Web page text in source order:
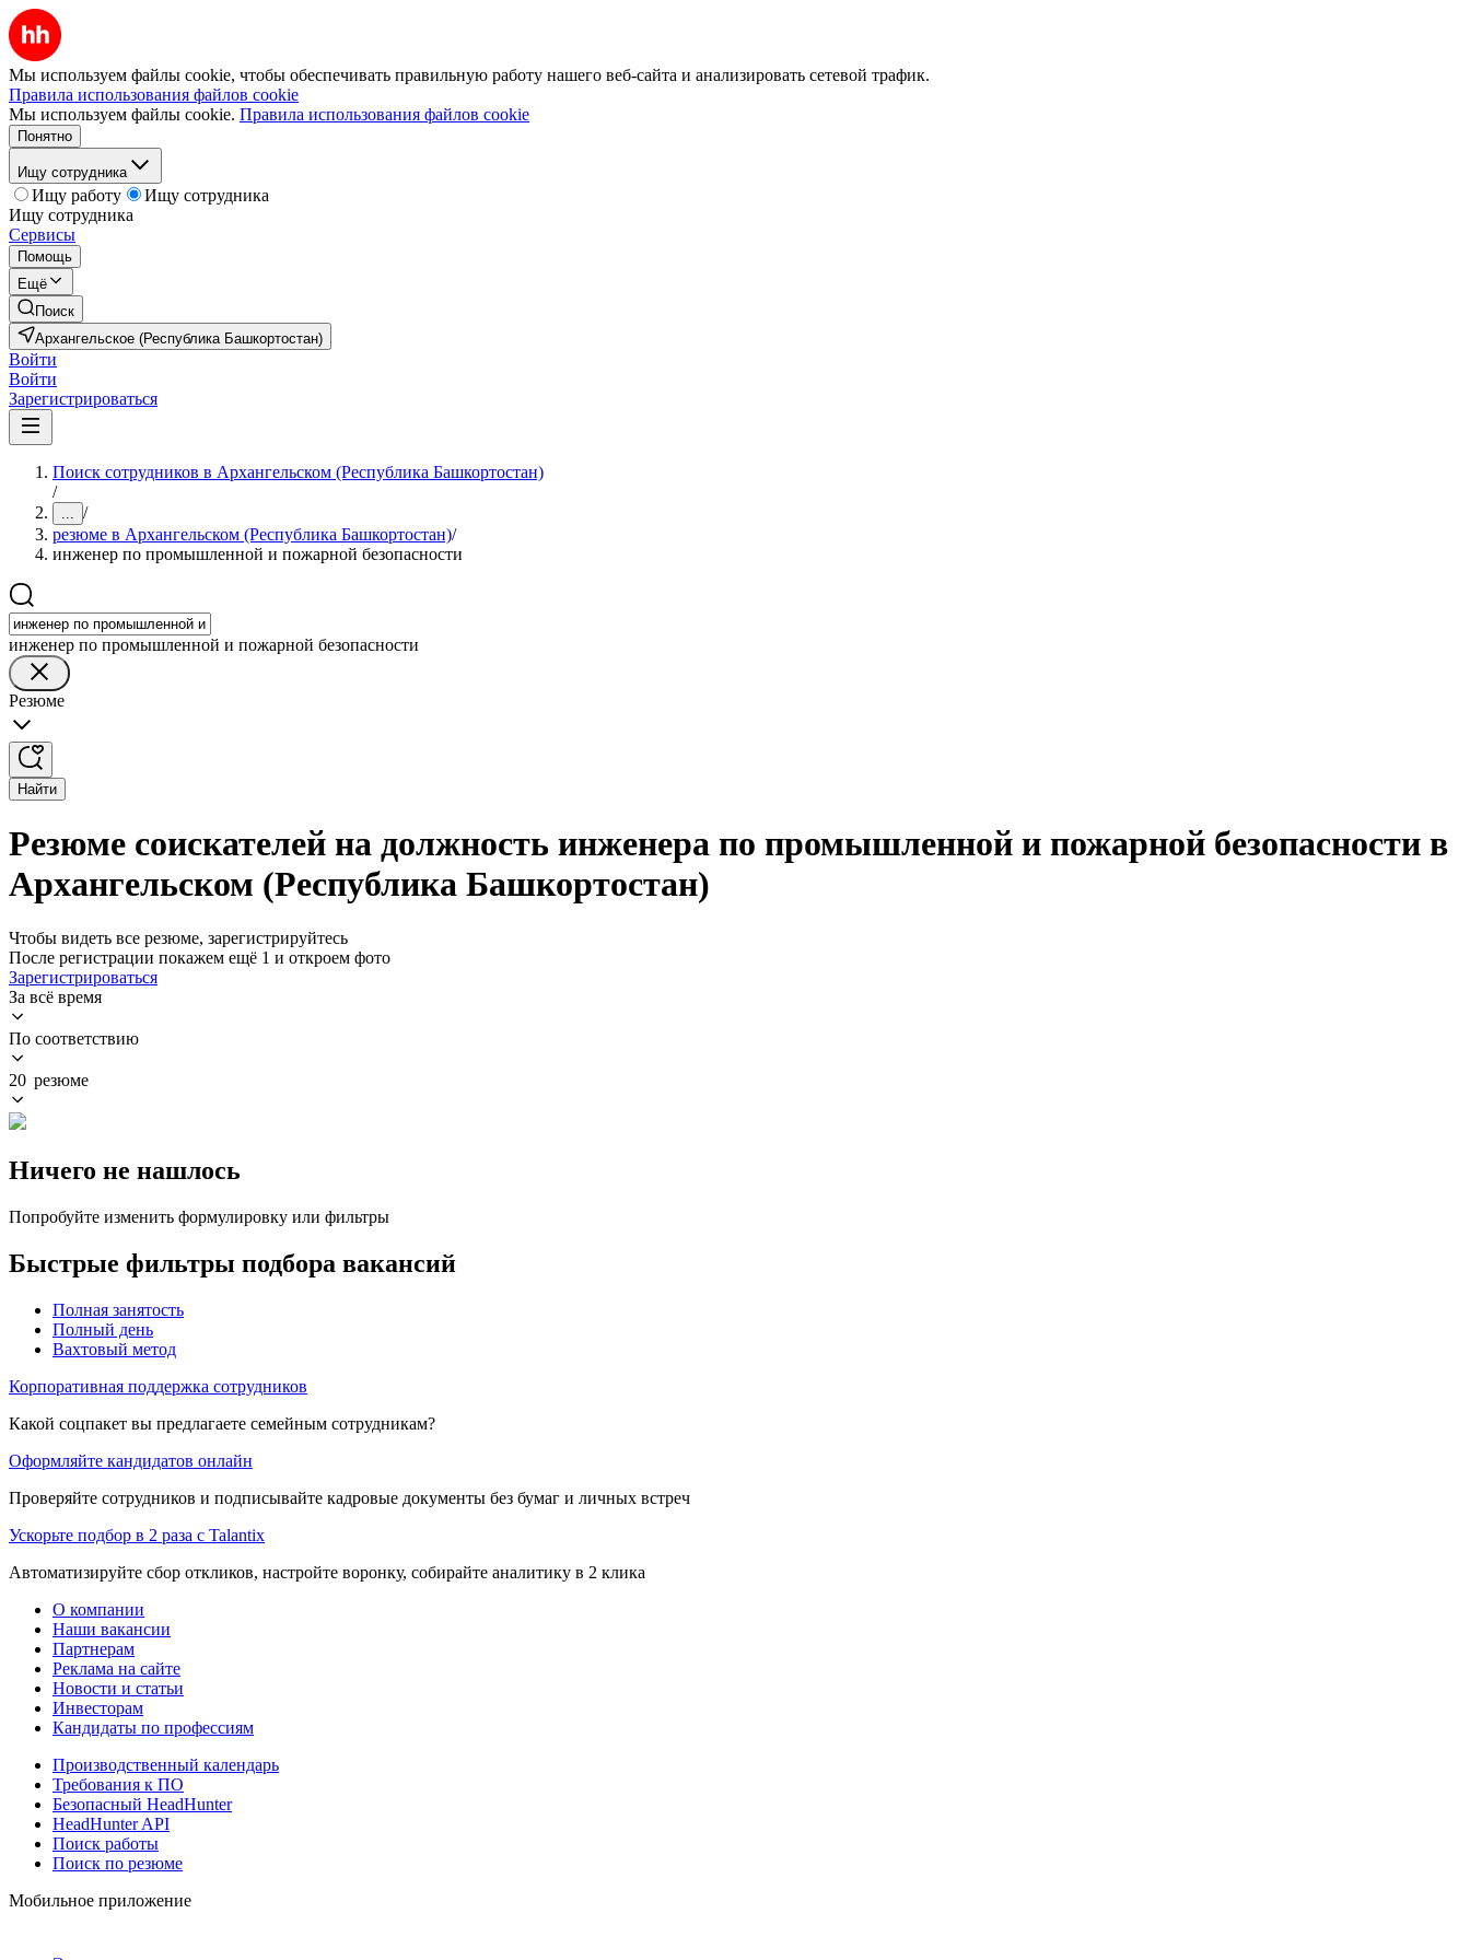
Мы используем файлы cookie, чтобы обеспечивать правильную работу нашего веб-сайта и анализировать сетевой трафик.
Правила использования файлов cookie
Мы используем файлы cookie. Правила использования файлов cookie
Понятно
Ищу сотрудника
Ищу работу
Ищу сотрудника
Ищу сотрудника
Сервисы
Помощь
Ещё
Поиск
Архангельское (Республика Башкортостан)
Войти
Войти
Зарегистрироваться
Поиск сотрудников в Архангельском (Республика Башкортостан)
/
... /
резюме в Архангельском (Республика Башкортостан)/
инженер по промышленной и пожарной безопасности
инженер по промышленной и пожарной безопасности
Резюме
Найти
Резюме соискателей на должность инженера по промышленной и пожарной безопасности в
Архангельском (Республика Башкортостан)
Чтобы видеть все резюме, зарегистрируйтесь
После регистрации покажем ещё 1 и откроем фото
Зарегистрироваться
За всё время
По соответствию
20 резюме
Ничего не нашлось
Попробуйте изменить формулировку или фильтры
Быстрые фильтры подбора вакансий
Полная занятость
Полный день
Вахтовый метод
Корпоративная поддержка сотрудников
Какой соцпакет вы предлагаете семейным сотрудникам?
Оформляйте кандидатов онлайн
Проверяйте сотрудников и подписывайте кадровые документы без бумаг и личных встреч
Ускорьте подбор в 2 раза с Talantix
Автоматизируйте сбор откликов, настройте воронку, собирайте аналитику в 2 клика
О компании
Наши вакансии
Партнерам
Реклама на сайте
Новости и статьи
Инвесторам
Кандидаты по профессиям
Производственный календарь
Требования к ПО
Безопасный HeadHunter
HeadHunter API
Поиск работы
Поиск по резюме
Мобильное приложение